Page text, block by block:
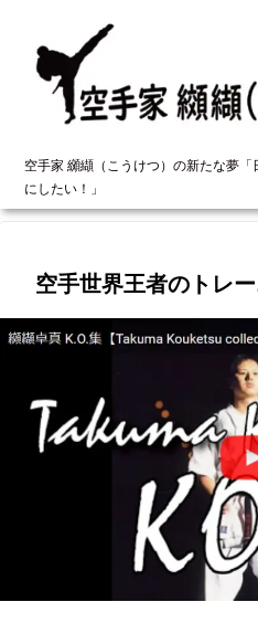
空手家 纐纈（こうけつ）の新たな夢
にしたい！」
空手世界王者のトレ